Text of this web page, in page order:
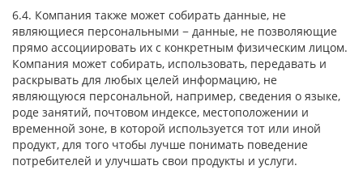
6.4. Компания также может собирать данные, не
являющиеся персональными − данные, не позволяющие
прямо ассоциировать их с конкретным физическим лицом.
Компания может собирать, использовать, передавать и
раскрывать для любых целей информацию, не
являющуюся персональной, например, сведения о языке,
роде занятий, почтовом индексе, местоположении и
временной зоне, в которой используется тот или иной
продукт, для того чтобы лучше понимать поведение
потребителей и улучшать свои продукты и услуги.